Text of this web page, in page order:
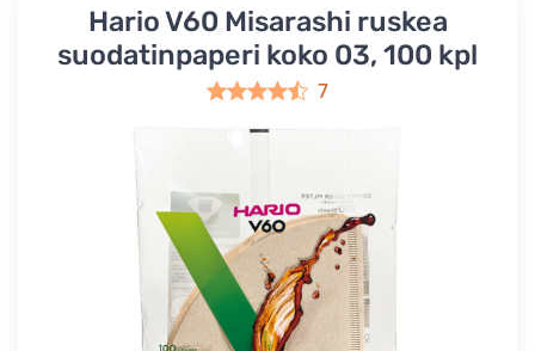
Hario V60 Misarashi ruskea
suodatinpaperi koko 03, 100 kpl
7